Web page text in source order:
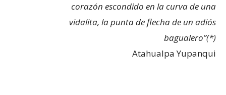
corazón escondido en la curva de una
vidalita, la punta de flecha de un adiós
bagualero”(*)
Atahualpa Yupanqui